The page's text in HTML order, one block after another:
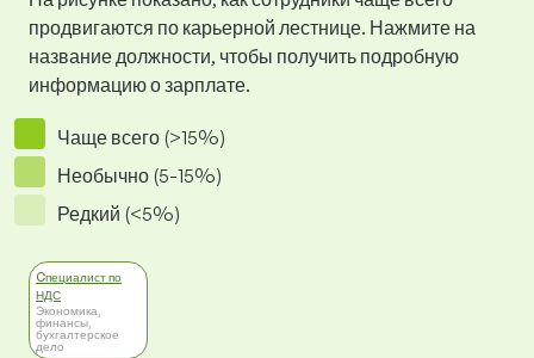
продвигаются по карьерной лестнице. Нажмите на
название должности, чтобы получить подробную
информацию о зарплате.
Чаще всего (>15%)
Необычно (5-15%)
Редкий (<5%)
Cпециалист по
НДС
Экономика,
финансы,
бухгалтерское
дело